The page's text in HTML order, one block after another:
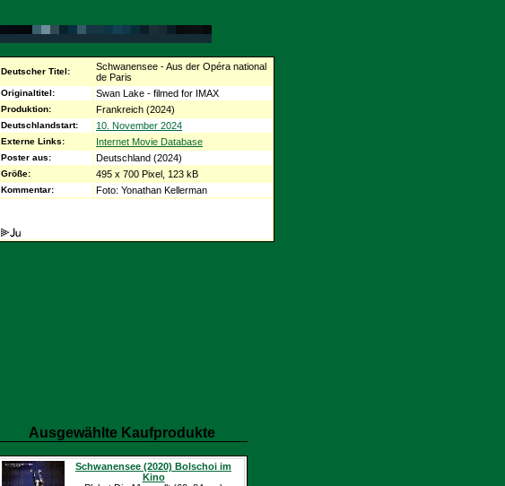
Deutscher Titel:
Schwanensee - Aus der Opéra national
de Paris
Originaltitel: Swan Lake - filmed for IMAX
Produktion: Frankreich (2024)
Deutschlandstart: 10. November 2024
Externe Links: Internet Movie Database
Poster aus: Deutschland (2024)
Größe: 495 x 700 Pixel, 123 kB
Kommentar: Foto: Yonathan Kellerman
Ausgewählte Kaufprodukte
Schwanensee (2020) Bolschoi im
Kino